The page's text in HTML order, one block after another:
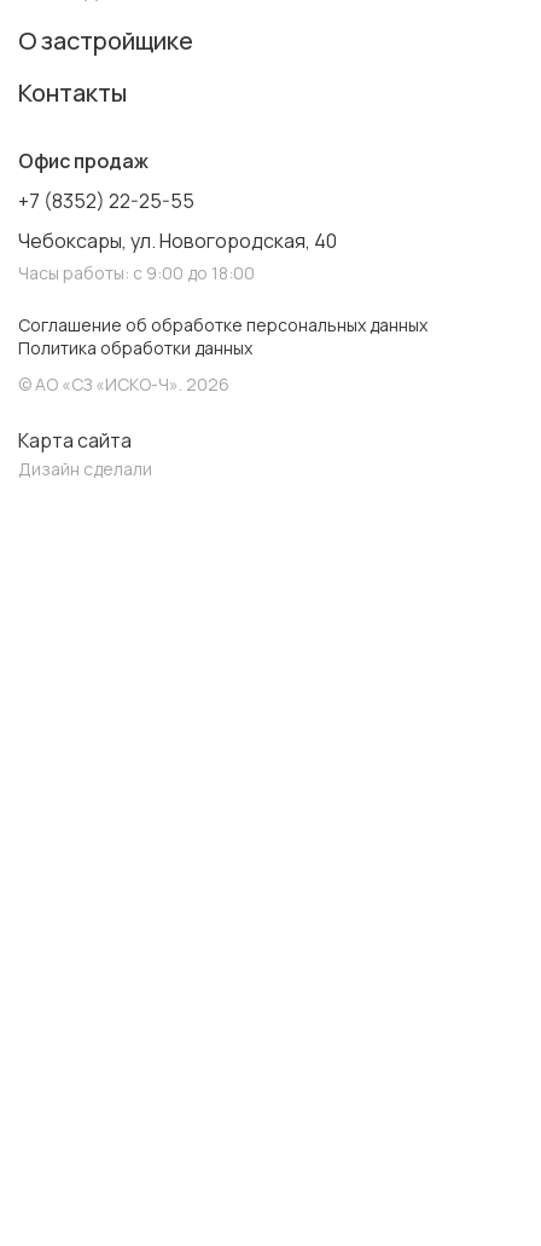
О застройщике
Контакты
Офис продаж
+7 (8352) 22-25-55
Чебоксары, ул. Новогородская, 40
Часы работы: с 9:00 до 18:00
© АО «СЗ «ИСКО-Ч». 2026
Соглашение об обработке персональных данных
Политика обработки данных
Карта сайта
Дизайн сделали